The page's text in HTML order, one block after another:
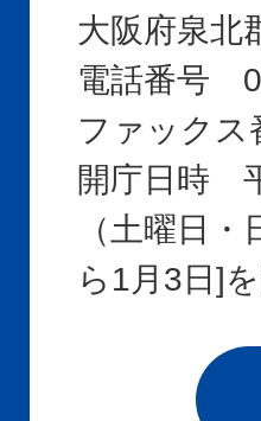
大阪府泉北
電話番号
ファック
開庁日時
（土曜日
ら1月3日]を